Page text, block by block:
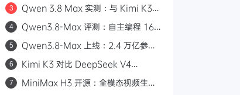
4.5k token复杂版面一次生成
3
Qwen 3.8 Max 实测：与 Kimi K3
4
Qwen3.8-Max 评测：自主编程 16
5
Qwen3.8-Max 上线：2.4 万亿参
AI 平台
6
Kimi K3 对比 DeepSeek V4
路线之争
7
MiniMax H3 开源：全模态视频生成